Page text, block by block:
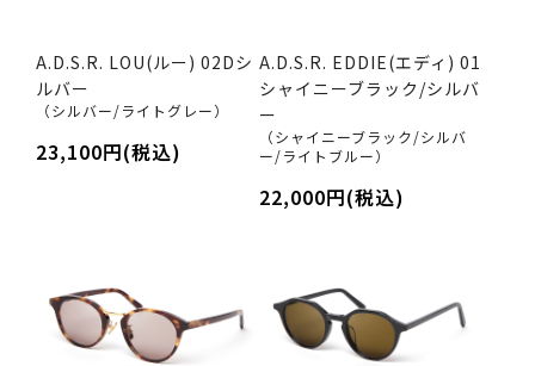
A.D.S.R. LOU(ルー) 02Dシ
ルバー
（シルバー/ライトグレー）
23,100円(税込)
A.D.S.R. EDDIE(エディ) 01
シャイニーブラック/シルバ
ー
（シャイニーブラック/シルバ
ー/ライトブルー）
22,000円(税込)